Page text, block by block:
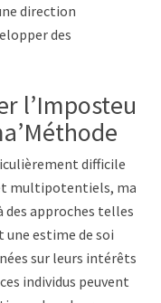
direction
des
l’Imposteur
difficile
multipotentiels, mais
des approches telles
une estime de soi
sur leurs intérêts
individus peuvent